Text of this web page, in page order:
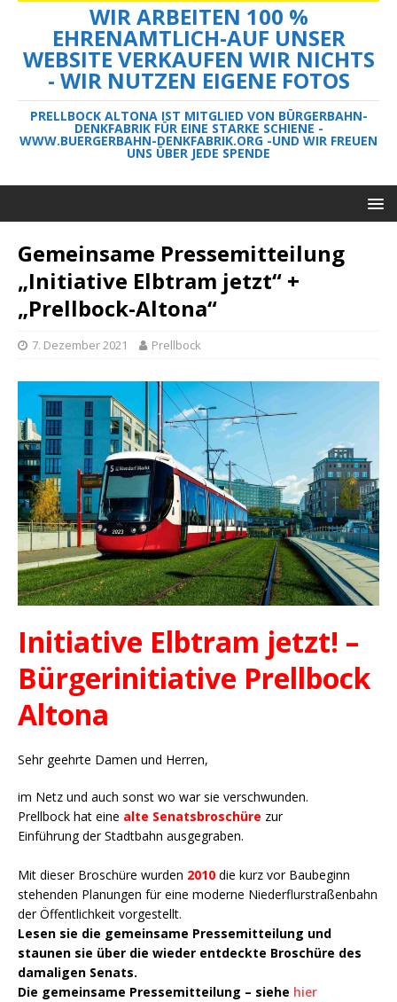
WIR ARBEITEN 100 %
EHRENAMTLICH-AUF UNSER
WEBSITE VERKAUFEN WIR NICHTS
- WIR NUTZEN EIGENE FOTOS
PRELLBOCK ALTONA IST MITGLIED VON BÜRGERBAHN-
DENKFABRIK FÜR EINE STARKE SCHIENE -
WWW.BUERGERBAHN-DENKFABRIK.ORG -UND WIR FREUEN
UNS ÜBER JEDE SPENDE
Gemeinsame Pressemitteilung
„Initiative Elbtram jetzt“ +
„Prellbock-Altona“
7. Dezember 2021 Prellbock
Initiative Elbtram jetzt! –
Bürgerinitiative Prellbock
Altona
Sehr geehrte Damen und Herren,
im Netz und auch sonst wo war sie verschwunden.
Prellbock hat eine alte Senatsbroschüre zur
Einführung der Stadtbahn ausgegraben.
Mit dieser Broschüre wurden 2010 die kurz vor Baubeginn
stehenden Planungen für eine moderne Niederflurstraßenbahn
der Öffentlichkeit vorgestellt.
Lesen sie die gemeinsame Pressemitteilung und
staunen sie über die wieder entdeckte Broschüre des
damaligen Senats.
Die gemeinsame Pressemitteilung – siehe hier